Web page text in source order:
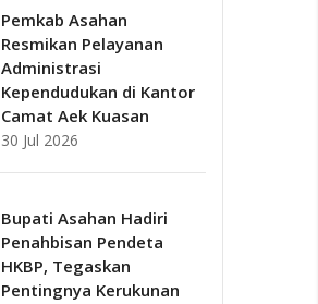
Pemkab Asahan
Resmikan Pelayanan
Administrasi
Kependudukan di Kantor
Camat Aek Kuasan
30 Jul 2026
Bupati Asahan Hadiri
Penahbisan Pendeta
HKBP, Tegaskan
Pentingnya Kerukunan